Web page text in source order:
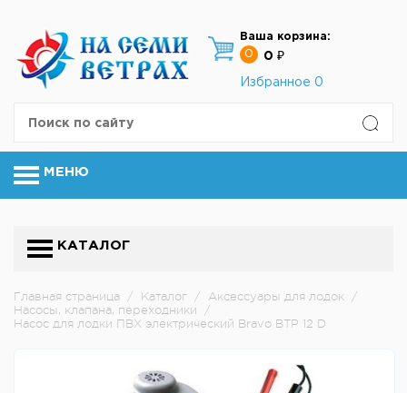
Ваша корзина:
0
0 ₽
Избранное 0
МЕНЮ
КАТАЛОГ
Главная страница / Каталог / Аксессуары для лодок /
Насосы, клапана, переходники
/
Насос для лодки ПВХ электрический Bravo BTP 12 D